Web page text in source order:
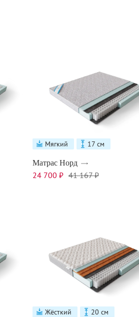
Мягкий 17 см
Матрас Норд
24 700 ₽ 41 167 ₽
Жёсткий 20 см